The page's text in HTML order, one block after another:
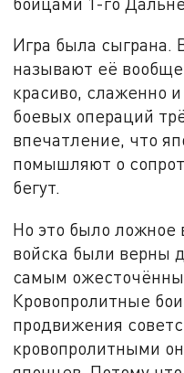
Игра была сыграна.
называют её
красиво, слаженно
боевых операций
впечатление, что
помышляют о
бегут.
Но это было ложное
войска были верны
самым
Кровопролитные
продвижения
кровопролитными